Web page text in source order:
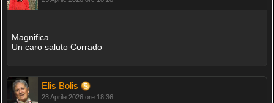
Magnifica
Un caro saluto Corrado
Elis Bolis
23 Aprile 2026 ore 18:36